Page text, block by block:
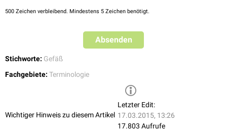
500 Zeichen verbleibend. Mindestens 5 Zeichen benötigt.
Absenden
Stichworte: Gefäß
Fachgebiete: Terminologie
Wichtiger Hinweis zu diesem Artikel
Letzter Edit:
17.03.2015, 13:26
17.803 Aufrufe